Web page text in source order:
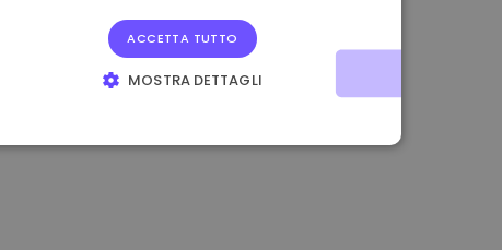
ACCETTA TUTTO
MOSTRA DETTAGLI